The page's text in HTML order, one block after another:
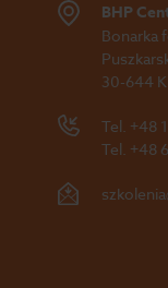
BHP
Bonarka
30-644
Tel. +48
Tel. +48